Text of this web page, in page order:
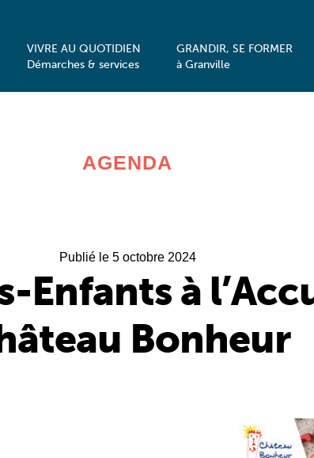
VIVRE AU QUOTIDIEN
Démarches & services
GRANDIR, SE FORMER
à Granville
AGENDA
Publié le 5 octobre 2024
Enfants à
Bonheur